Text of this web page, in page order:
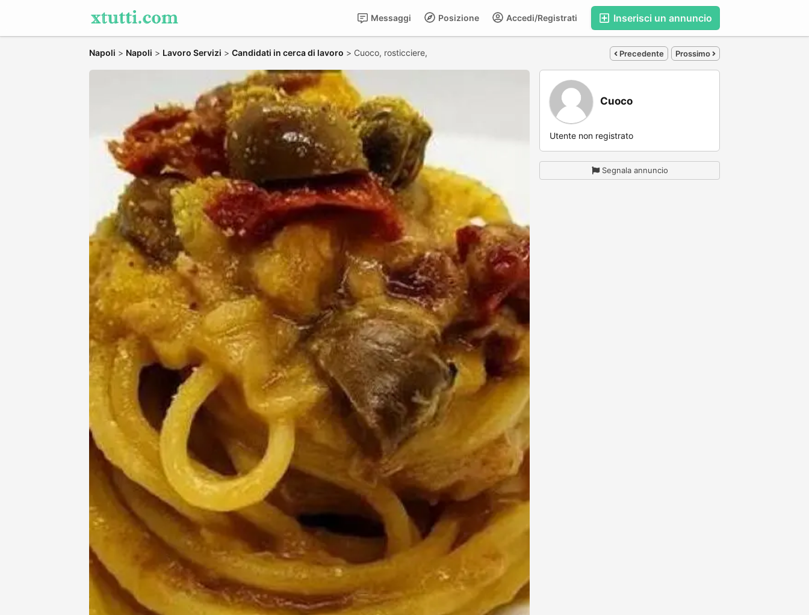
Inserisci un annuncio
Accedi/Registrati
Posizione
Messaggi
Napoli > Napoli > Lavoro Servizi > Candidati in cerca di lavoro > Cuoco, rosticciere, Precedente Prossimo
Cuoco
Utente non registrato
Segnala annuncio